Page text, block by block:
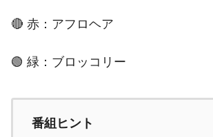
🔴 赤：アフロヘア
🟢 緑：ブロッコリー
番組ヒント